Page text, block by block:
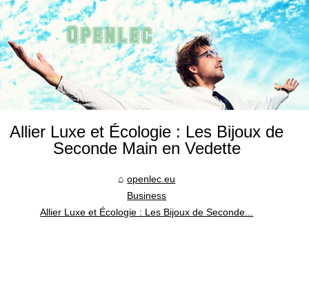
Allier Luxe et Écologie : Les Bijoux de
Seconde Main en Vedette
openlec.eu
Business
Allier Luxe et Écologie : Les Bijoux de Seconde...